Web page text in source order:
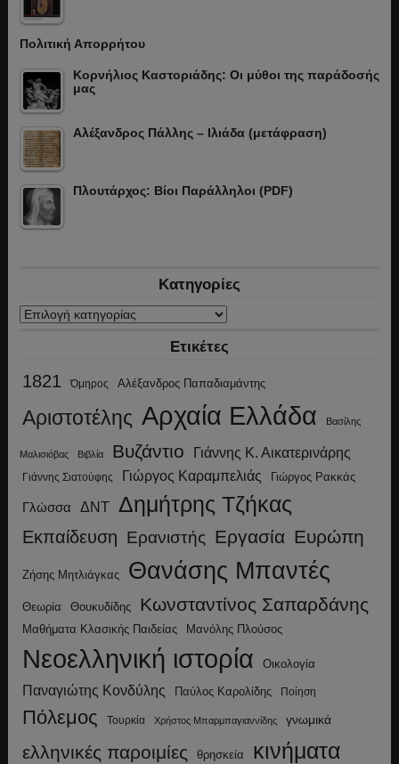
Πολιτική Απορρήτου
Κορνήλιος Καστοριάδης: Οι μύθοι της παράδοσής
μας
Αλέξανδρος Πάλλης – Ιλιάδα (μετάφραση)
Πλουτάρχος: Βίοι Παράλληλοι (PDF)
Κατηγορίες
Κατηγορίες
Ετικέτες
1821 Όμηρος Αλέξανδρος Παπαδιαμάντης
Αριστοτέλης Αρχαία Ελλάδα Βασίλης
Μαλισιόβας Βιβλία Βυζάντιο Γιάννης Κ. Αικατερινάρης
Γιάννης Σιατούφης Γιώργος Καραμπελιάς Γιώργος Ρακκάς
Γλώσσα ΔΝΤ Δημήτρης Τζήκας
Εκπαίδευση Ερανιστής Εργασία Ευρώπη
Ζήσης Μητλιάγκας Θανάσης Μπαντές
Θεωρία Θουκυδίδης Κωνσταντίνος Σαπαρδάνης
Μαθήματα Κλασικής Παιδείας Μανόλης Πλούσος
Νεοελληνική ιστορία Οικολογία
Παναγιώτης Κονδύλης Παύλος Καρολίδης Ποίηση
Πόλεμος Τουρκία Χρήστος Μπαρμπαγιαννίδης γνωμικά
ελληνικές παροιμίες θρησκεία κινήματα